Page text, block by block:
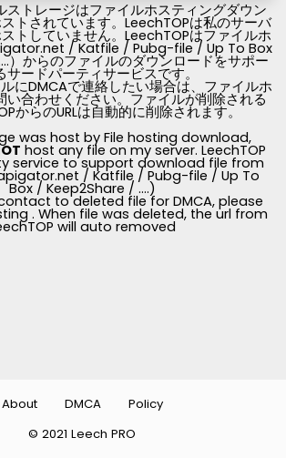
ストレージはファイルホスティングダウン
トされています。LeechTOPは私のサーバ
トしていません。LeechTOPはファイルホ
/ Katfile / Pubg-file / Up To Box
）からのファイルのダウンロードをサポー
サードパーティサービスです。
にDMCAで連絡したい場合は、ファイルホ
い合わせください。ファイルが削除される
からのURLは自動的に削除されます。
was host by File hosting download,
host any file on my server. LeechTOP
service to support download file from
/ Katfile / Pubg-file / Up To
Box / Keep2Share / ....)
to deleted file for DMCA, please
. When file was deleted, the url from
will auto removed
© 2021 Leech PRO
About DMCA Policy